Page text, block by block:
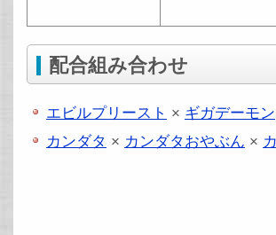
配合組み合わせ
エビルプリースト × ギガデーモン
カンダタ × カンダタおやぶん ×